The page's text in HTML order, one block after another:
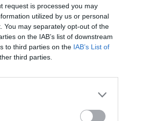
request is processed you may
utilized by us or personal
You may separately opt-out of the
on the IAB’s list of downstream
to third parties on the IAB’s List of
third parties.